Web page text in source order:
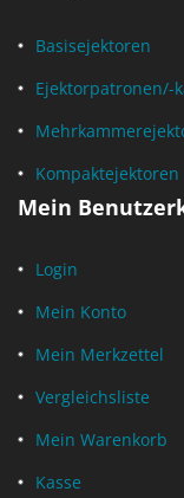
Basisejektoren
Ejektorpatronen/-
Kompaktejektoren
Mein
Login
Mein Konto
Mein Merkzettel
Vergleichsliste
Mein Warenkorb
Kasse